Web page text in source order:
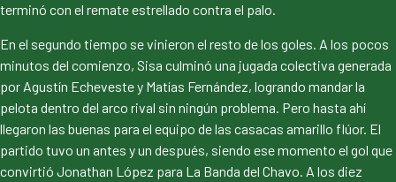
terminó con el remate estrellado contra el palo.
En el segundo tiempo se vinieron el resto de los goles. A los pocos
minutos del comienzo, Sisa culminó una jugada colectiva generada
por Agustín Echeveste y Matías Fernández, logrando mandar la
pelota dentro del arco rival sin ningún problema. Pero hasta ahí
llegaron las buenas para el equipo de las casacas amarillo flúor. El
partido tuvo un antes y un después, siendo ese momento el gol que
convirtió Jonathan López para La Banda del Chavo. A los diez